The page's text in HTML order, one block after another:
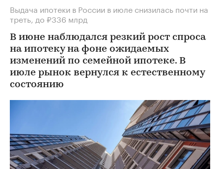
Выдача ипотеки в России в июле снизилась почти на
треть, до ₽336 млрд
В июне наблюдался резкий рост спроса
на ипотеку на фоне ожидаемых
изменений по семейной ипотеке. В
июле рынок вернулся к естественному
состоянию